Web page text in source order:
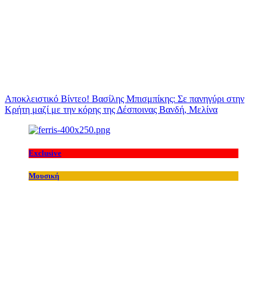
Αποκλειστικό Βίντεο! Βασίλης Μπισμπίκης: Σε πανηγύρι στην
Κρήτη μαζί με την κόρης της Δέσποινας Βανδή, Μελίνα
Exclusive
Μουσική